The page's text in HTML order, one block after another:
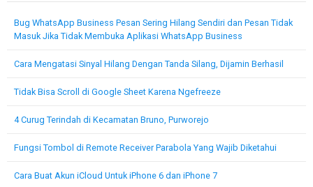
Bug WhatsApp Business Pesan Sering Hilang Sendiri dan Pesan Tidak
Masuk Jika Tidak Membuka Aplikasi WhatsApp Business
Cara Mengatasi Sinyal Hilang Dengan Tanda Silang, Dijamin Berhasil
Tidak Bisa Scroll di Google Sheet Karena Ngefreeze
4 Curug Terindah di Kecamatan Bruno, Purworejo
Fungsi Tombol di Remote Receiver Parabola Yang Wajib Diketahui
Cara Buat Akun iCloud Untuk iPhone 6 dan iPhone 7